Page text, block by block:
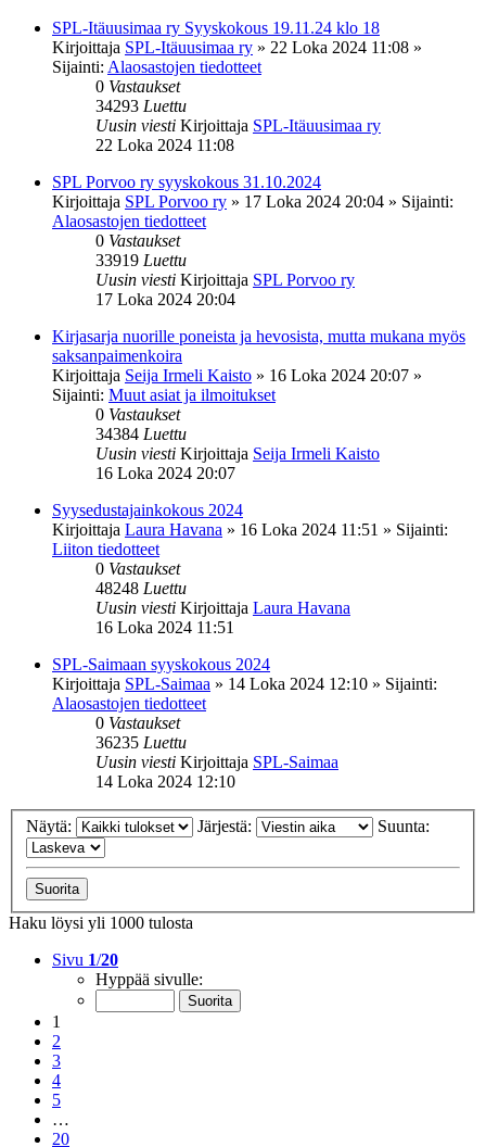
SPL-Itäuusimaa ry Syyskokous 19.11.24 klo 18
Kirjoittaja SPL-Itäuusimaa ry » 22 Loka 2024 11:08 »
Sijainti: Alaosastojen tiedotteet
0 Vastaukset
34293 Luettu
Uusin viesti Kirjoittaja SPL-Itäuusimaa ry
22 Loka 2024 11:08
SPL Porvoo ry syyskokous 31.10.2024
Kirjoittaja SPL Porvoo ry » 17 Loka 2024 20:04 » Sijainti:
Alaosastojen tiedotteet
0 Vastaukset
33919 Luettu
Uusin viesti Kirjoittaja SPL Porvoo ry
17 Loka 2024 20:04
Kirjasarja nuorille poneista ja hevosista, mutta mukana myös
saksanpaimenkoira
Kirjoittaja Seija Irmeli Kaisto » 16 Loka 2024 20:07 »
Sijainti: Muut asiat ja ilmoitukset
0 Vastaukset
34384 Luettu
Uusin viesti Kirjoittaja Seija Irmeli Kaisto
16 Loka 2024 20:07
Syysedustajainkokous 2024
Kirjoittaja Laura Havana » 16 Loka 2024 11:51 » Sijainti:
Liiton tiedotteet
0 Vastaukset
48248 Luettu
Uusin viesti Kirjoittaja Laura Havana
16 Loka 2024 11:51
SPL-Saimaan syyskokous 2024
Kirjoittaja SPL-Saimaa » 14 Loka 2024 12:10 » Sijainti:
Alaosastojen tiedotteet
0 Vastaukset
36235 Luettu
Uusin viesti Kirjoittaja SPL-Saimaa
14 Loka 2024 12:10
Näytä: Järjestä: Suunta:
Haku löysi yli 1000 tulosta
Sivu 1/20
Hyppää sivulle:
1
2
3
4
5
…
20